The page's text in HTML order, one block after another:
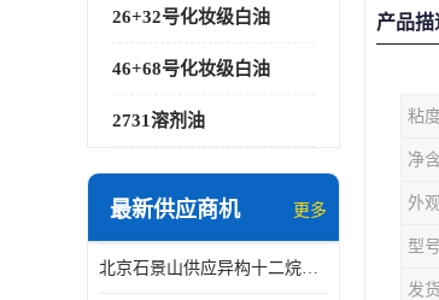
26+32号化妆级白油
46+68号化妆级白油
2731溶剂油
最新供应商机 更多
北京石景山供应异构十二烷香精助剂
产品描
粘
净
外
型号
发